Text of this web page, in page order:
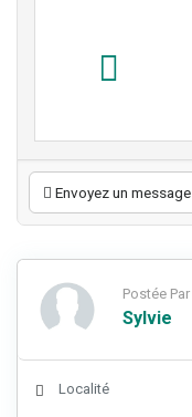
Envoyez un message
Postée Par
Sylvie
Localité